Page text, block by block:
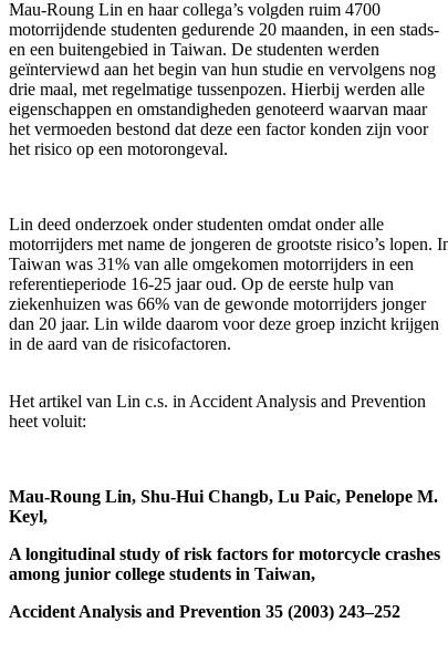
Mau-Roung Lin en haar collega’s volgden ruim 4700
motorrijdende studenten gedurende 20 maanden, in een stads-
en een buitengebied in Taiwan. De studenten werden
geïnterviewd aan het begin van hun studie en vervolgens nog
drie maal, met regelmatige tussenpozen. Hierbij werden alle
eigenschappen en omstandigheden genoteerd waarvan maar
het vermoeden bestond dat deze een factor konden zijn voor
het risico op een motorongeval.
Lin deed onderzoek onder studenten omdat onder alle
motorrijders met name de jongeren de grootste risico’s lopen.
Taiwan was 31% van alle omgekomen motorrijders in een
referentieperiode 16-25 jaar oud. Op de eerste hulp van
ziekenhuizen was 66% van de gewonde motorrijders jonger
dan 20 jaar. Lin wilde daarom voor deze groep inzicht krijgen
in de aard van de risicofactoren.
Het artikel van Lin c.s. in Accident Analysis and Prevention
heet voluit:
Mau-Roung Lin, Shu-Hui Changb, Lu Paic, Penelope M.
Keyl,
A longitudinal study of risk factors for motorcycle crashes
among junior college students in Taiwan,
Accident Analysis and Prevention 35 (2003) 243–252